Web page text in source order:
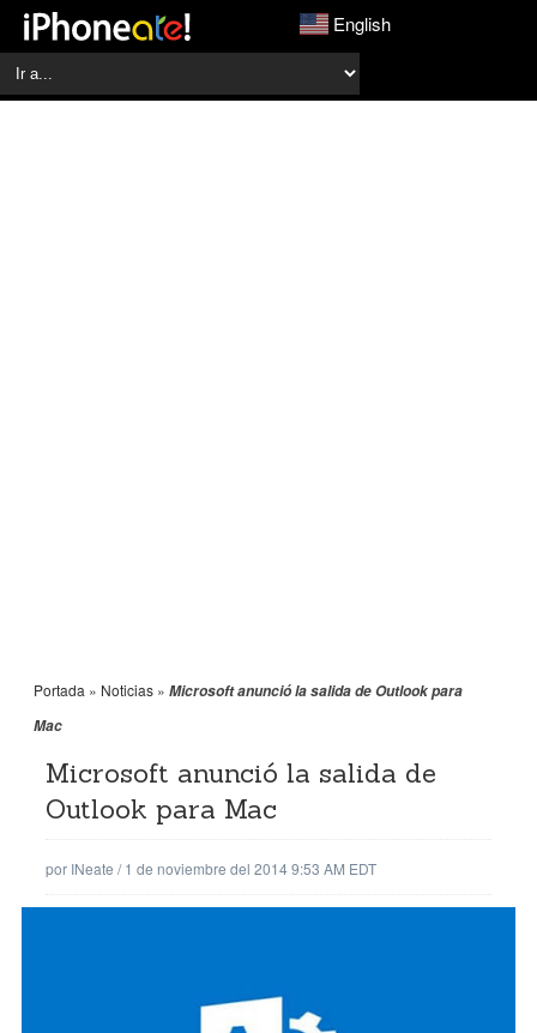
English
Portada » Noticias » Microsoft anunció la salida de Outlook para
Mac
Microsoft anunció la salida de
Outlook para Mac
por INeate /1 de noviembre del 2014 9:53 AM EDT